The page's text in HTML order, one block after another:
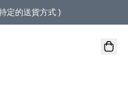
定的送貨方式 )